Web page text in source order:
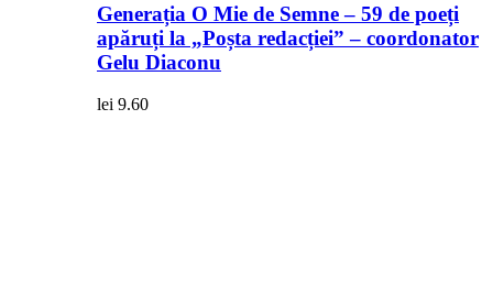
Generația O Mie de Semne – 59 de poeți
apăruți la „Poșta redacției” – coordonator
Gelu Diaconu
lei 9.60